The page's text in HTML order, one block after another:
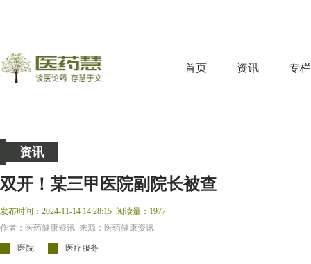
首页 资讯 专栏
资讯
双开！某三甲医院副院长被查
发布时间：2024-11-14 14:28:15 阅读量：1977
作者：医药健康资讯 来源：医药健康资讯
医院 医疗服务